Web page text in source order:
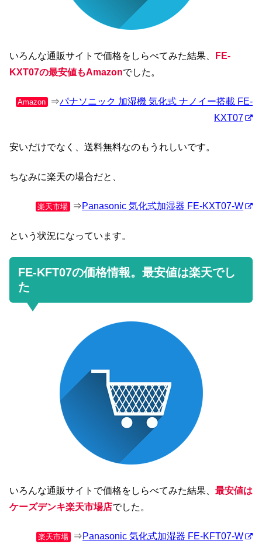
いろんな通販サイトで価格をしらべてみた結果、
FE-
KXT07の最安値もAmazonでした。
Amazon ⇒パナソニック 加湿機 気化式 ナノイー搭載 FE-
KXT07
安いだけでなく、送料無料なのもうれしいです。
ちなみに楽天の場合だと、
楽天市場 ⇒Panasonic 気化式加湿器 FE-KXT07-W
という状況になっています。
FE-KFT07の価格情報。最安値は楽天でし
た
いろんな通販サイトで価格をしらべてみた結果、 最安値は
ケーズデンキ楽天市場店でした。
楽天市場 ⇒Panasonic 気化式加湿器 FE-KFT07-W